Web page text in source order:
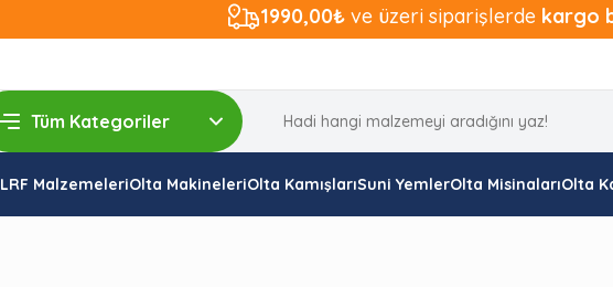
1990,00₺ ve üzeri siparişlerde kargo
LRF MalzemeleriOlta MakineleriOlta KamışlarıSuni YemlerOlta MisinalarıOlta